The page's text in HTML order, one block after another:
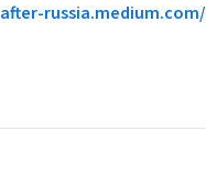
after-russia.medium.com/